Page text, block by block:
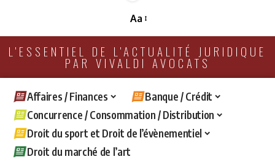
Aa
L'ESSENTIEL DE L'ACTUALITÉ JURIDIQUE
PAR VIVALDI AVOCATS
Affaires / Finances
Banque / Crédit
Concurrence / Consommation / Distribution
Droit du sport et Droit de l’évènementiel
Droit du marché de l’art